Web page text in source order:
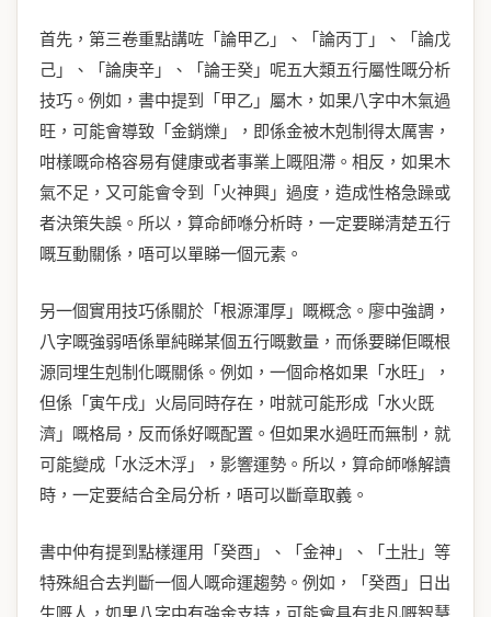
首先，第三卷重點講咗「論甲乙」、「論丙丁」、「論戊
己」、「論庚辛」、「論壬癸」呢五大類五行屬性嘅分析
技巧。例如，書中提到「甲乙」屬木，如果八字中木氣過
旺，可能會導致「金銷爍」，即係金被木剋制得太厲害，
咁樣嘅命格容易有健康或者事業上嘅阻滯。相反，如果木
氣不足，又可能會令到「火神興」過度，造成性格急躁或
者決策失誤。所以，算命師喺分析時，一定要睇清楚五行
嘅互動關係，唔可以單睇一個元素。
另一個實用技巧係關於「根源渾厚」嘅概念。廖中強調，
八字嘅強弱唔係單純睇某個五行嘅數量，而係要睇佢嘅根
源同埋生剋制化嘅關係。例如，一個命格如果「水旺」，
但係「寅午戌」火局同時存在，咁就可能形成「水火既
濟」嘅格局，反而係好嘅配置。但如果水過旺而無制，就
可能變成「水泛木浮」，影響運勢。所以，算命師喺解讀
時，一定要結合全局分析，唔可以斷章取義。
書中仲有提到點樣運用「癸酉」、「金神」、「土壯」等
特殊組合去判斷一個人嘅命運趨勢。例如，「癸酉」日出